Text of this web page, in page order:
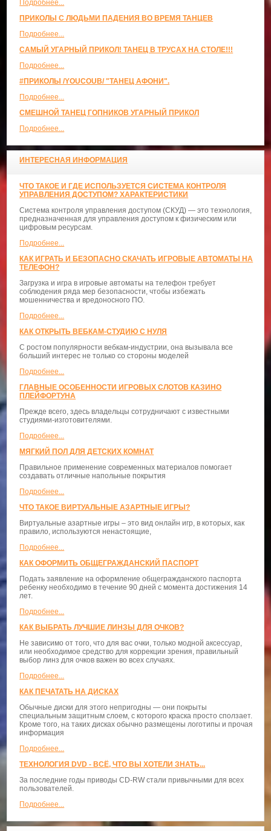
Подробнее...
ПРИКОЛЫ С ЛЮДЬМИ ПАДЕНИЯ ВО ВРЕМЯ ТАНЦЕВ
Подробнее...
САМЫЙ УГАРНЫЙ ПРИКОЛ! ТАНЕЦ В ТРУСАХ НА СТОЛЕ!!!
Подробнее...
#ПРИКОЛЫ /YOUCOUB/ "ТАНЕЦ АФОНИ".
Подробнее...
СМЕШНОЙ ТАНЕЦ ГОПНИКОВ УГАРНЫЙ ПРИКОЛ
Подробнее...
ИНТЕРЕСНАЯ ИНФОРМАЦИЯ
ЧТО ТАКОЕ И ГДЕ ИСПОЛЬЗУЕТСЯ СИСТЕМА КОНТРОЛЯ
УПРАВЛЕНИЯ ДОСТУПОМ? ХАРАКТЕРИСТИКИ
Система контроля управления доступом (СКУД) — это технология,
предназначенная для управления доступом к физическим или
цифровым ресурсам.
Подробнее...
КАК ИГРАТЬ И БЕЗОПАСНО СКАЧАТЬ ИГРОВЫЕ АВТОМАТЫ НА
ТЕЛЕФОН?
Загрузка и игра в игровые автоматы на телефон требует
соблюдения ряда мер безопасности, чтобы избежать
мошенничества и вредоносного ПО.
Подробнее...
КАК ОТКРЫТЬ ВЕБКАМ-СТУДИЮ С НУЛЯ
С ростом популярности вебкам-индустрии, она вызывала все
больший интерес не только со стороны моделей
Подробнее...
ГЛАВНЫЕ ОСОБЕННОСТИ ИГРОВЫХ СЛОТОВ КАЗИНО
ПЛЕЙФОРТУНА
Прежде всего, здесь владельцы сотрудничают с известными
студиями-изготовителями.
Подробнее...
МЯГКИЙ ПОЛ ДЛЯ ДЕТСКИХ КОМНАТ
Правильное применение современных материалов помогает
создавать отличные напольные покрытия
Подробнее...
ЧТО ТАКОЕ ВИРТУАЛЬНЫЕ АЗАРТНЫЕ ИГРЫ?
Виртуальные азартные игры – это вид онлайн игр, в которых, как
правило, используются ненастоящие,
Подробнее...
КАК ОФОРМИТЬ ОБЩЕГРАЖДАНСКИЙ ПАСПОРТ
Подать заявление на оформление общегражданского паспорта
ребенку необходимо в течение 90 дней с момента достижения 14
лет.
Подробнее...
КАК ВЫБРАТЬ ЛУЧШИЕ ЛИНЗЫ ДЛЯ ОЧКОВ?
Не зависимо от того, что для вас очки, только модной аксессуар,
или необходимое средство для коррекции зрения, правильный
выбор линз для очков важен во всех случаях.
Подробнее...
КАК ПЕЧАТАТЬ НА ДИСКАХ
Обычные диски для этого непригодны — они покрыты
специальным защитным слоем, с которого краска просто сползает.
Кроме того, на таких дисках обычно размещены логотипы и прочая
информация
Подробнее...
ТЕХНОЛОГИЯ DVD - ВСЁ, ЧТО ВЫ ХОТЕЛИ ЗНАТЬ...
За последние годы приводы CD-RW стали привычными для всех
пользователей.
Подробнее...